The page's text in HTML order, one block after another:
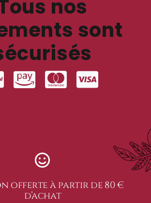
nos
sont
offerte à partir de 80 €
d’achat